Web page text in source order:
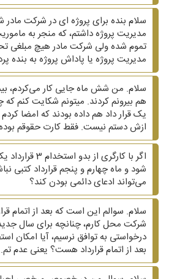
سلام بنده برای پروژه ای در شرکت
مدیریت پروژه داشتم، که منجر به
تموم شده ولی شرکت مادر هیچ مبلغی
مدیریت پروژه یا پاداش پروژه به بنده
سلام. من شش ماه جایی کار می‌کردم،
هم بیرونم کردند. میتونم شکایت کنم که
یک قرار داد هم داده بودند که امضا
ازش دستم نیست. فقط کارت حقوقم
اگر با کارگری از
شود و ماه چهارم و پنجم قرارداد کتبی
می‌تواند ادعای دائمی بودن کند؟
سلام. سوالم این است که بعد از اتمام
شرکت محل کارم، چنانچه برای سال
درخواستی به توافق نرسیم، آیا امکان
بعد از اتمام قرارداد هست؟ یعنی عدم